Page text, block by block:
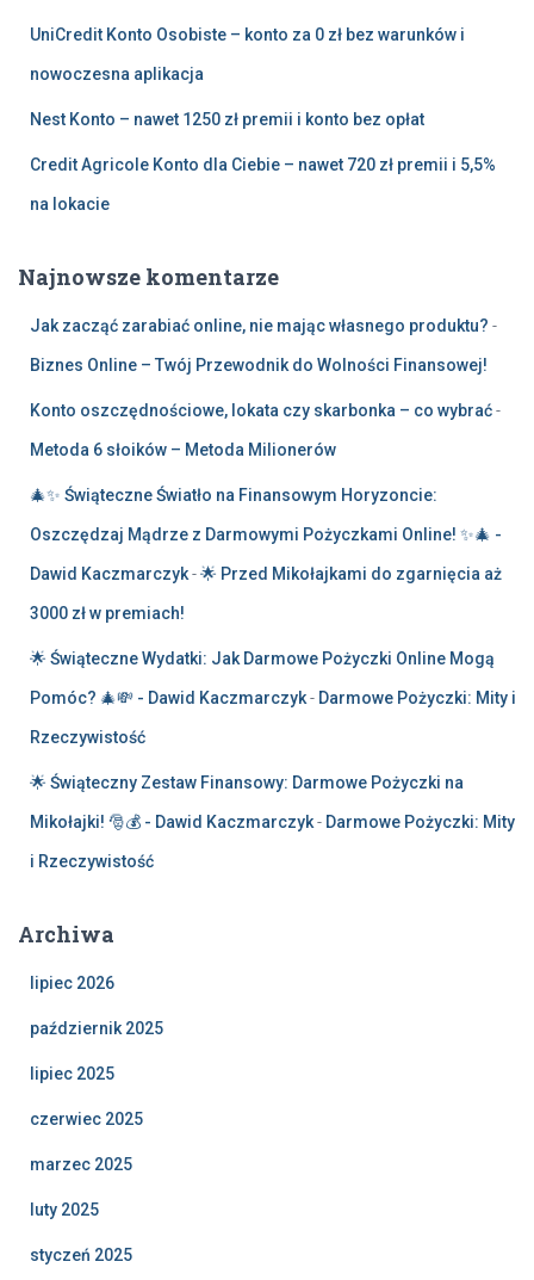
UniCredit Konto Osobiste – konto za 0 zł bez warunków i
nowoczesna aplikacja
Nest Konto – nawet 1250 zł premii i konto bez opłat
Credit Agricole Konto dla Ciebie – nawet 720 zł premii i 5,5%
na lokacie
Najnowsze komentarze
Jak zacząć zarabiać online, nie mając własnego produktu? -
Biznes Online – Twój Przewodnik do Wolności Finansowej!
Konto oszczędnościowe, lokata czy skarbonka – co wybrać-
Metoda 6 słoików – Metoda Milionerów
🎄✨ Świąteczne Światło na Finansowym Horyzoncie:
Oszczędzaj Mądrze z Darmowymi Pożyczkami Online! ✨🎄 -
Dawid Kaczmarczyk-🌟 Przed Mikołajkami do zgarnięcia aż
3000 zł w premiach!
🌟 Świąteczne Wydatki: Jak Darmowe Pożyczki Online Mogą
Pomóc? 🎄💸 - Dawid Kaczmarczyk- Darmowe Pożyczki: Mity i
Rzeczywistość
🌟 Świąteczny Zestaw Finansowy: Darmowe Pożyczki na
Mikołajki! 🎅💰 - Dawid Kaczmarczyk- Darmowe Pożyczki: Mity
i Rzeczywistość
Archiwa
lipiec 2026
październik 2025
lipiec 2025
czerwiec 2025
marzec 2025
luty 2025
styczeń 2025